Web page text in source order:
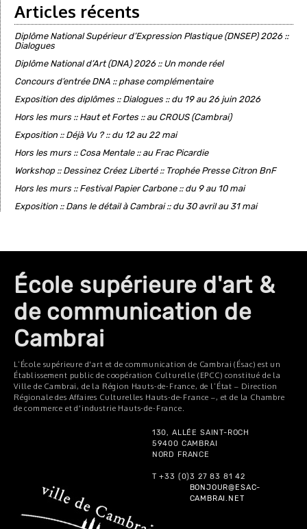
Articles récents
Diplôme National Supérieur d’Expression Plastique (DNSEP) 2026 ::
Dialogues
Diplôme National d’Art (DNA) 2026 :: Un monde réel
Concours d’entrée DNA :: phase complémentaire
Exposition des diplômes :: Dialogues :: du 19 au 26 juin 2026
Hors les murs :: Haut et Fortes :: au CROUS (Cambrai)
Exposition :: Déjà Vu ? :: du 12 au 22 mai
Hors les murs :: Cosa Mentale :: au Frac Picardie
Workshop :: Dessinez Créez Liberté :: Trophée Presse Citron BnF
Hors les murs :: Festival Papier Carbone :: du 9 au 10 mai
Exposition :: Dans le détail à Cambrai :: du 30 avril au 31 mai
École supérieure d'art &
de communication de
Cambrai
L’École supérieure d'art et de communication de Cambrai (Ésac) est un
Établissement public de coopération Culturelle (EPCC) constitué de la
Ville de Cambrai, de la Région Hauts-de-France, de l’État – Direction
Régionale des Affaires Culturelles Hauts-de-France –, et de la Chambre
de commerce et d'industrie Hauts-de-France.
130, ALLÉE SAINT-ROCH
59400 CAMBRAI
NORD FRANCE
T +33 (0)3 27 83 81 42
BONJOUR@ESAC-
CAMBRAI.NET